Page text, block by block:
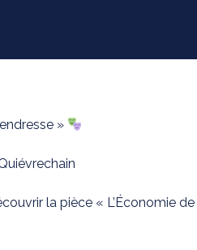
»
la pièce « L’Économie de